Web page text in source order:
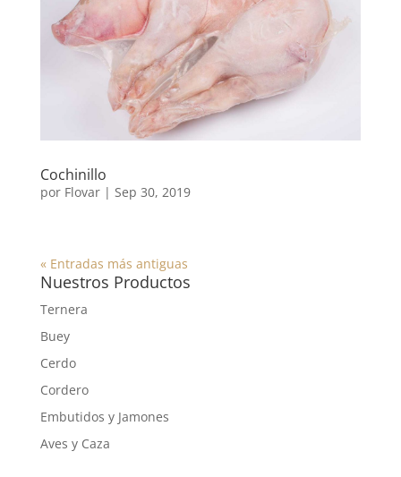
Cochinillo
por Flovar| Sep 30, 2019
« Entradas más antiguas
Nuestros Productos
Ternera
Buey
Cerdo
Cordero
Embutidos y Jamones
Aves y Caza